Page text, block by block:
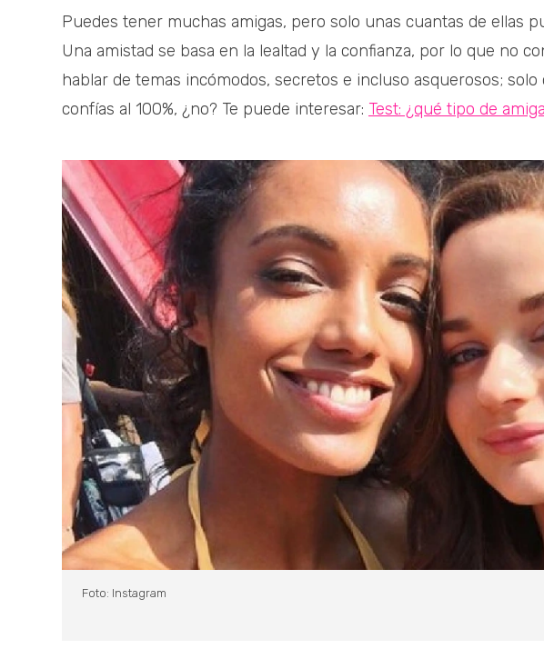
Puedes tener muchas amigas, pero solo unas cuantas de ellas
Una amistad se basa en la lealtad y la confianza, por lo que no
hablar de temas incómodos, secretos e incluso asquerosos;
confías al 100%, ¿no? Te puede interesar: Test: ¿qué tipo de
Foto: Instagram